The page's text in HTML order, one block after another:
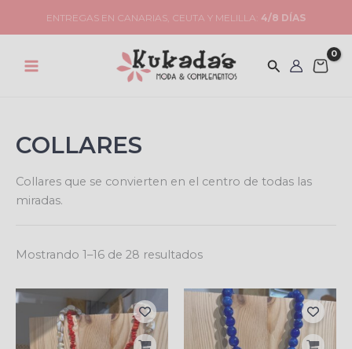
PENÍNSULA: ENVÍO4,99€ (GRATIS EN PEDIDOS+49€)
COLLARES
Collares que se convierten en el centro de todas las
miradas.
Showing 1–28 of 28 results